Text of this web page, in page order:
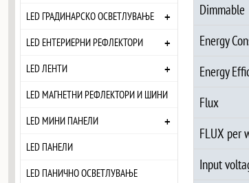
LED ГРАДИНАРСКО ОСВЕТЛУВАЊЕ
+
LED ЕНТЕРИЕРНИ РЕФЛЕКТОРИ +
LED ЛЕНТИ +
LED МАГНЕТНИ РЕФЛЕКТОРИ И ШИНИ
LED МИНИ ПАНЕЛИ
+
LED ПАНЕЛИ
LED ПАНИЧНО ОСВЕТЛУВАЊЕ
Dimmable
Energy
Energy
Flux
FLUX per
Input